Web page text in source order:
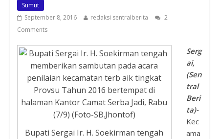
Sumut
September 8, 2016
redaksi sentralberita
2
Comments
Bupati Sergai Ir. H. Soekirman tengah
Serg
ai,
(Sen
tral
Beri
ta)-
Kec
ama